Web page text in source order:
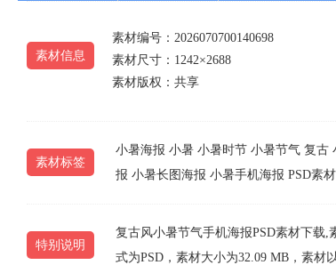
素材信息
素材编号：2026070700140698
素材尺寸：1242×2688
素材版权：共享
素材标签
小暑海报 小暑 小暑时节 小暑节气 复古
报 小暑长图海报 小暑手机海报 PSD素材
特别说明
复古风小暑节气手机海报PSD素材下载,
式为PSD，素材大小为32.09 MB，素材